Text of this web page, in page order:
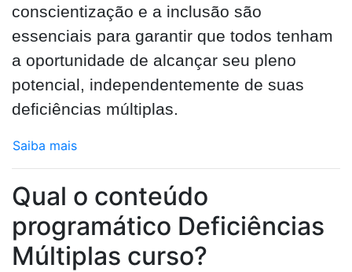
conscientização e a inclusão são
essenciais para garantir que todos tenham
a oportunidade de alcançar seu pleno
potencial, independentemente de suas
deficiências múltiplas.
Saiba mais
Qual o conteúdo
programático Deficiências
Múltiplas curso?